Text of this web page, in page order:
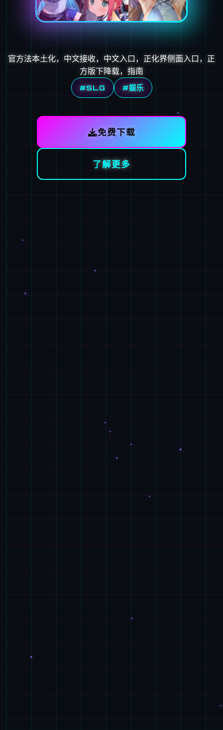
官方法本土化，中文接收，中文入口，正化界侧面入口，正
方版下降载，指南
#SLG #娱乐
免费下载
了解更多